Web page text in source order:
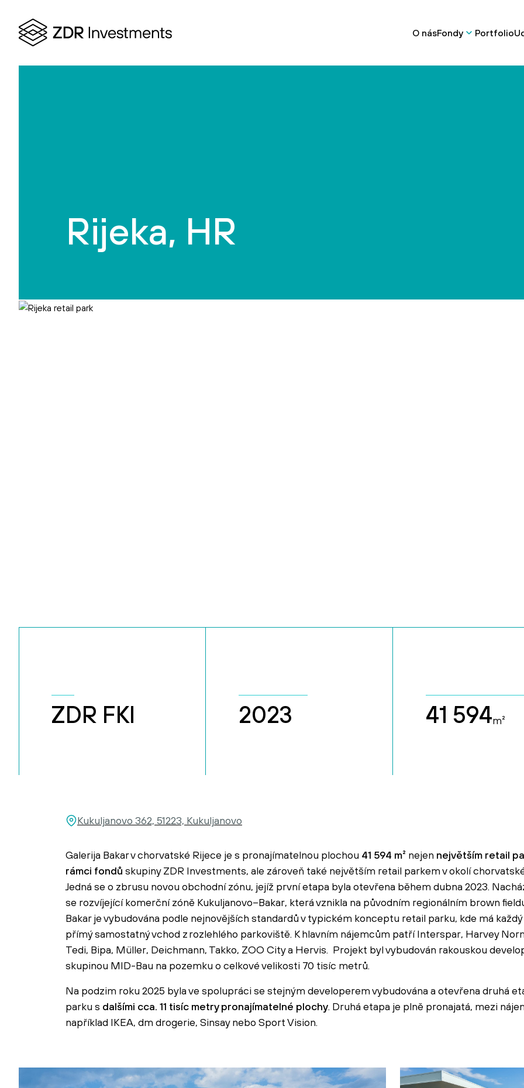
O násFondy Portfolio
Rijeka, HR
ZDR FKI 2023 41 594m²
Kukuljanovo 362, 51223, Kukuljanovo
Galerija Bakar v chorvatské Rijece je s pronajímatelnou plochou 41 594 m² nejen největším retail
rámci fondů skupiny ZDR Investments, ale zároveň také největším retail parkem v okolí
Jedná se o zbrusu novou obchodní zónu, jejíž první etapa byla otevřena během dubna 2023.
se rozvíjející komerční zóně Kukuljanovo–Bakar, která vznikla na původním regionálním brown
Bakar je vybudována podle nejnovějších standardů v typickém konceptu retail parku, kde má
přímý samostatný vchod z rozlehlého parkoviště. K hlavním nájemcům patří Interspar, Harvey
Tedi, Bipa, Müller, Deichmann, Takko, ZOO City a Hervis. Projekt byl vybudován rakouskou
skupinou MID-Bau na pozemku o celkové velikosti 70 tisíc metrů.
Na podzim roku 2025 byla ve spolupráci se stejným developerem vybudována a otevřena druhá
parku s dalšími cca. 11 tisíc metry pronajímatelné plochy. Druhá etapa je plně pronajatá, mezi
například IKEA, dm drogerie, Sinsay nebo Sport Vision.